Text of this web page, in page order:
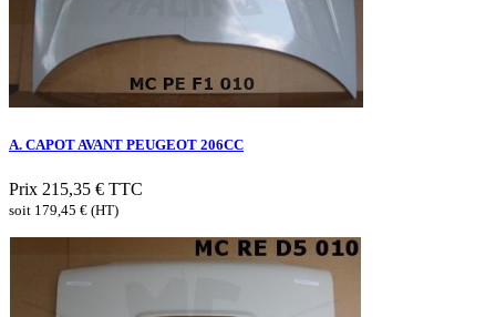
A. CAPOT AVANT PEUGEOT 206CC
Prix 215,35 € TTC
soit 179,45 € (HT)